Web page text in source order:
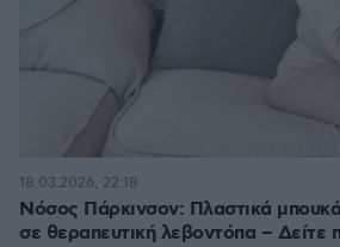
Νόσος Πάρκινσον: Πλαστικά
σε θεραπευτική λεβοντόπα – Δείτε
18.03.2026, 22:18